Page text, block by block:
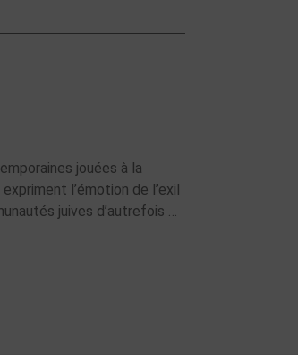
jouées à la
l’émotion de l’exil
juives d’autrefois …